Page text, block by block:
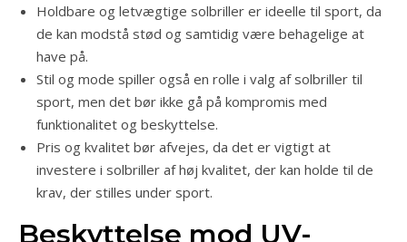
Holdbare og letvægtige solbriller er ideelle til sport, da
de kan modstå stød og samtidig være behagelige at
have på.
Stil og mode spiller også en rolle i valg af solbriller til
sport, men det bør ikke gå på kompromis med
funktionalitet og beskyttelse.
Pris og kvalitet bør afvejes, da det er vigtigt at
investere i solbriller af høj kvalitet, der kan holde til de
krav, der stilles under sport.
Beskyttelse mod UV-